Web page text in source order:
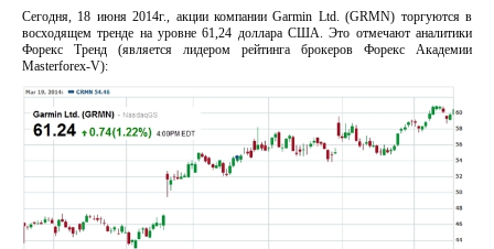
Сегодня, 18 июня 2014г., акции компании Garmin Ltd. (GRMN) торгуются в
восходящем тренде на уровне 61,24 доллара США. Это отмечают аналитики
Форекс Тренд (является лидером рейтинга брокеров Форекс Академии
Masterforex-V):